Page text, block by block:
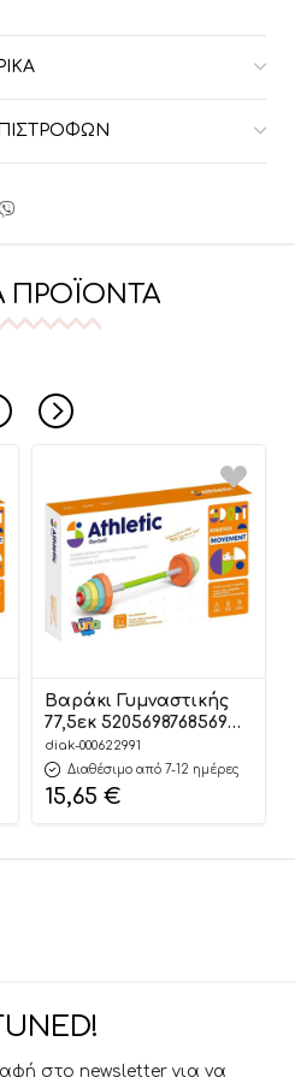
ΠΡΟΪΌΝΤΑ
Βαράκι Γυμναστικής
77,5εκ 5205698768569
3+ – Luna
diak-000622991
Διαθέσιμο από 7-12 ημέρες
15,65 €
στο newsletter για να